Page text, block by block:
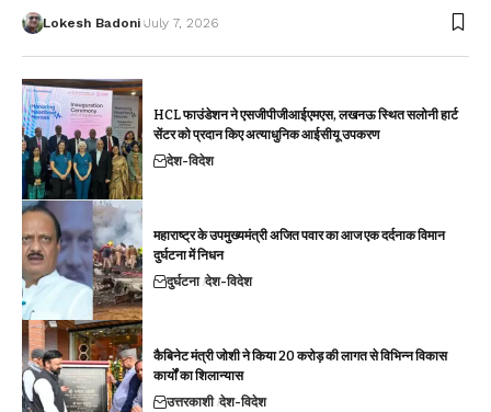
Lokesh Badoni July 7, 2026
HCL फाउंडेशन ने एसजीपीजीआईएमएस, लखनऊ स्थित सलोनी हार्ट
सेंटर को प्रदान किए अत्याधुनिक आईसीयू उपकरण
देश-विदेश
महाराष्ट्र के उपमुख्यमंत्री अजित पवार का आज एक दर्दनाक विमान
दुर्घटना में निधन
दुर्घटना देश-विदेश
कैबिनेट मंत्री जोशी ने किया 20 करोड़ की लागत से विभिन्न विकास
कार्यों का शिलान्यास
उत्तरकाशी देश-विदेश